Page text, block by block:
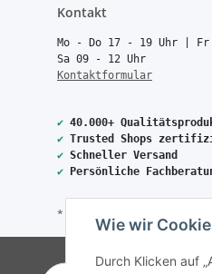
Wie wir
Durch Klicken auf
Kontakt
Mo - Do 17 - 19 Uhr |
Sa 09 - 12 Uhr
Kontaktformular
✔ 40.000+
✔ Trusted Shops
✔ Schneller Versand
✔
Persönliche
* Alle Preise inkl. gesetzlicher